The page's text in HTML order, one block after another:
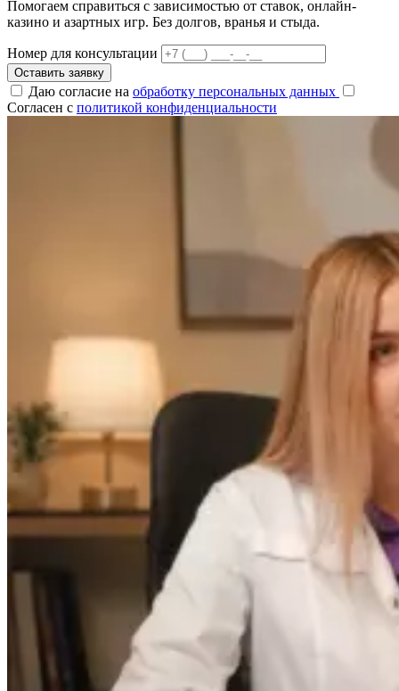
Помогаем справиться с зависимостью от ставок, онлайн-
казино и азартных игр. Без долгов, вранья и стыда.
Номер для консультации
Оставить заявку
Даю согласие на обработку персональных данных
Согласен с политикой конфиденциальности